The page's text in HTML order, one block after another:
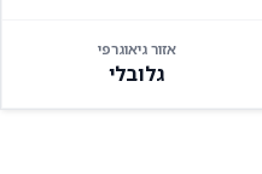
אזור גיאוגרפי
גלובלי